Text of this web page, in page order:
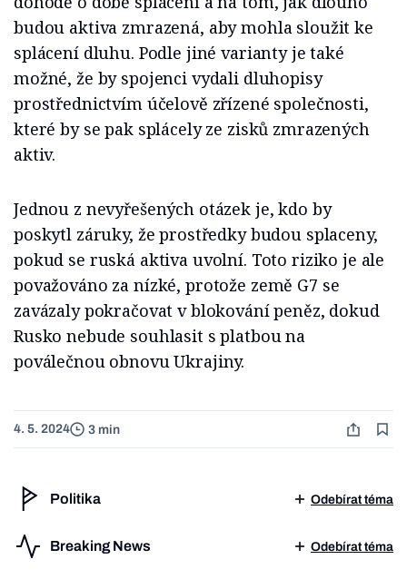
budou aktiva zmrazená, aby mohla sloužit ke
splácení dluhu. Podle jiné varianty je také
možné, že by spojenci vydali dluhopisy
prostřednictvím účelově zřízené společnosti,
které by se pak splácely ze zisků zmrazených
aktiv.
Jednou z nevyřešených otázek je, kdo by
poskytl záruky, že prostředky budou splaceny,
pokud se ruská aktiva uvolní. Toto riziko je ale
považováno za nízké, protože země G7 se
zavázaly pokračovat v blokování peněz, dokud
Rusko nebude souhlasit s platbou na
poválečnou obnovu Ukrajiny.
4. 5. 2024 3 min
Politika Odebírat téma
Breaking News Odebírat téma